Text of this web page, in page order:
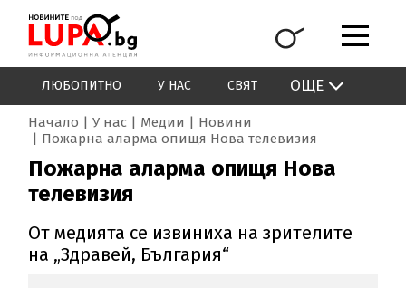
ЛЮБОПИТНО У НАС СВЯТ ОЩЕ
Начало У нас Медии
Новини
Пожарна аларма опищя Нова телевизия
Пожарна аларма опищя Нова
телевизия
От медията се извиниха на зрителите
на „Здравей, България“